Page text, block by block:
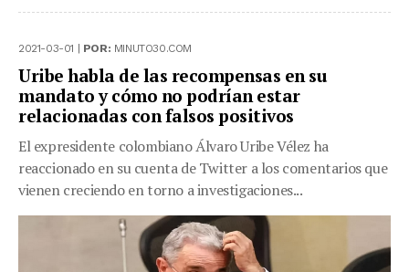
2021-03-01 | POR: MINUTO30.COM
Uribe habla de las recompensas en su
mandato y cómo no podrían estar
relacionadas con falsos positivos
El expresidente colombiano Álvaro Uribe Vélez ha
reaccionado en su cuenta de Twitter a los comentarios que
vienen creciendo en torno a investigaciones...